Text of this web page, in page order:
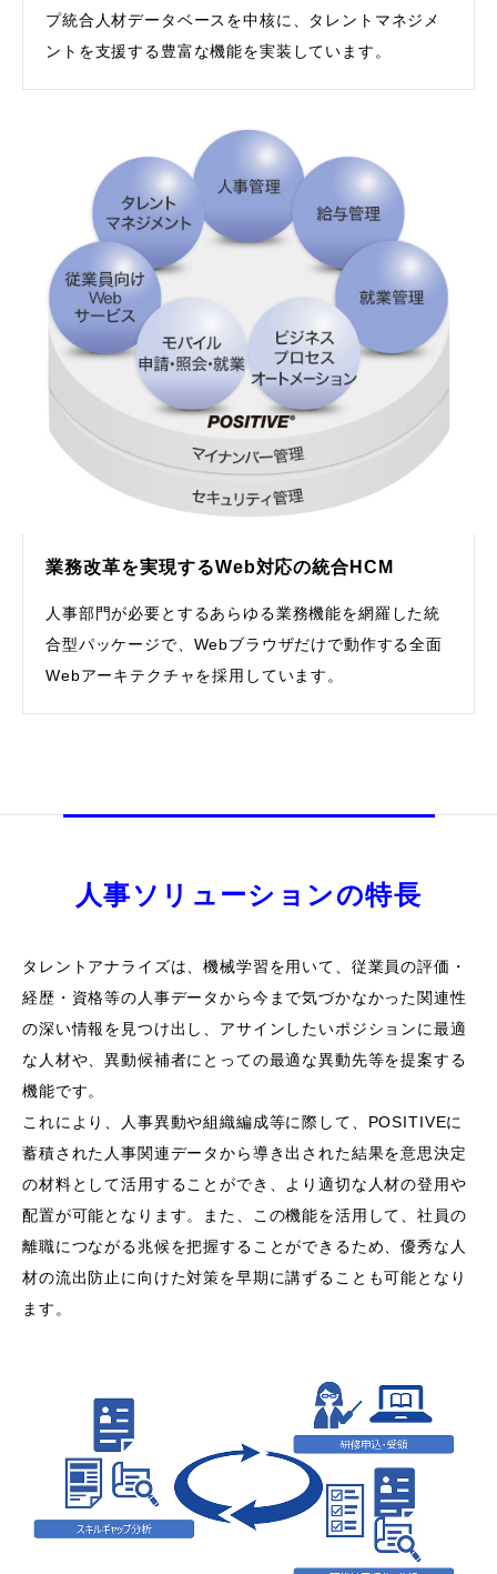
プ統合人材データベースを中核に、タレントマネジメ
ントを支援する豊富な機能を実装しています。
業務改革を実現するWeb対応の統合HCM
人事部門が必要とするあらゆる業務機能を網羅した統
合型パッケージで、Webブラウザだけで動作する全面
Webアーキテクチャを採用しています。
人事ソリューションの特長
タレントアナライズは、機械学習を用いて、従業員の評価・
経歴・資格等の人事データから今まで気づかなかった関連性
の深い情報を見つけ出し、アサインしたいポジションに最適
な人材や、異動候補者にとっての最適な異動先等を提案する
機能です。
これにより、人事異動や組織編成等に際して、POSITIVEに
蓄積された人事関連データから導き出された結果を意思決定
の材料として活用することができ、より適切な人材の登用や
配置が可能となります。また、この機能を活用して、社員の
離職につながる兆候を把握することができるため、優秀な人
材の流出防止に向けた対策を早期に講ずることも可能となり
ます。